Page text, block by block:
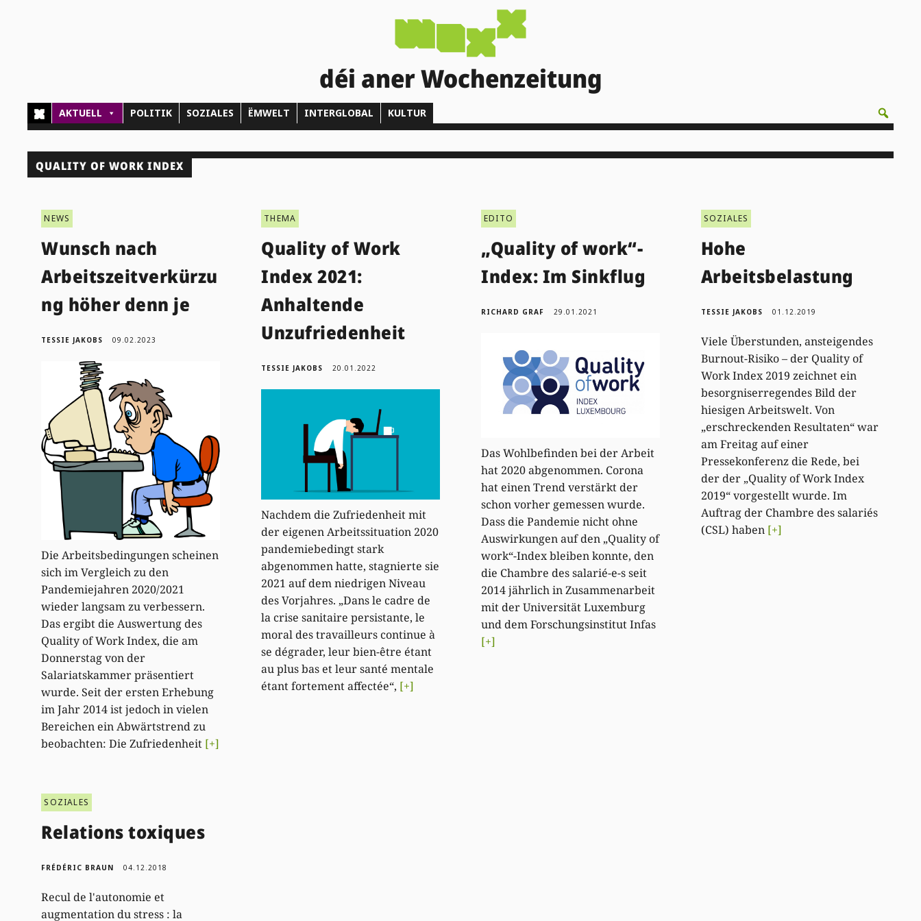
déi aner Wochenzeitung
AKTUELL POLITIK SOZIALES ËMWELT INTERGLOBAL KULTUR
QUALITY OF WORK INDEX
NEWS
Wunsch nach
Arbeitszeitverkürzu
ng höher denn je
TESSIE JAKOBS 09.02.2023
Die Arbeitsbedingungen scheinen
sich im Vergleich zu den
Pandemiejahren 2020/2021
wieder langsam zu verbessern.
Das ergibt die Auswertung des
Quality of Work Index, die am
Donnerstag von der
Salariatskammer präsentiert
wurde. Seit der ersten Erhebung
im Jahr 2014 ist jedoch in vielen
Bereichen ein Abwärtstrend zu
beobachten: Die Zufriedenheit [+]
THEMA
Quality of Work
Index 2021:
Anhaltende
Unzufriedenheit
TESSIE JAKOBS 20.01.2022
Nachdem die Zufriedenheit mit
der eigenen Arbeitssituation 2020
pandemiebedingt stark
abgenommen hatte, stagnierte sie
2021 auf dem niedrigen Niveau
des Vorjahres. „Dans le cadre de
la crise sanitaire persistante, le
moral des travailleurs continue à
se dégrader, leur bien-être étant
au plus bas et leur santé mentale
étant fortement affectée“, [+]
EDITO
„Quality of work“-
Index: Im Sinkflug
RICHARD GRAF 29.01.2021
Das Wohlbefinden bei der Arbeit
hat 2020 abgenommen. Corona
hat einen Trend verstärkt der
schon vorher gemessen wurde.
Dass die Pandemie nicht ohne
Auswirkungen auf den „Quality of
work“-Index bleiben konnte, den
die Chambre des salarié-e-s seit
2014 jährlich in Zusammenarbeit
mit der Universität Luxemburg
und dem Forschungsinstitut Infas
[+]
SOZIALES
Hohe
Arbeitsbelastung
TESSIE JAKOBS 01.12.2019
Viele Überstunden, ansteigendes
Burnout-Risiko – der Quality of
Work Index 2019 zeichnet ein
besorgniserregendes Bild der
hiesigen Arbeitswelt. Von
„erschreckenden Resultaten“ war
am Freitag auf einer
Pressekonferenz die Rede, bei
der der „Quality of Work Index
2019“ vorgestellt wurde. Im
Auftrag der Chambre des salariés
(CSL) haben [+]
SOZIALES
Relations toxiques
FRÉDÉRIC BRAUN 04.12.2018
Recul de l'autonomie et
augmentation du stress : la